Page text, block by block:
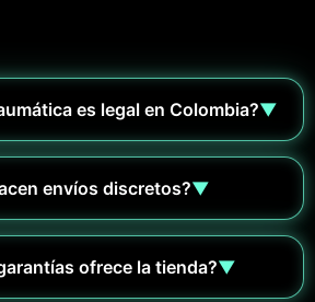
es legal en Colombia?▼
envíos discretos?▼
ofrece la tienda?▼